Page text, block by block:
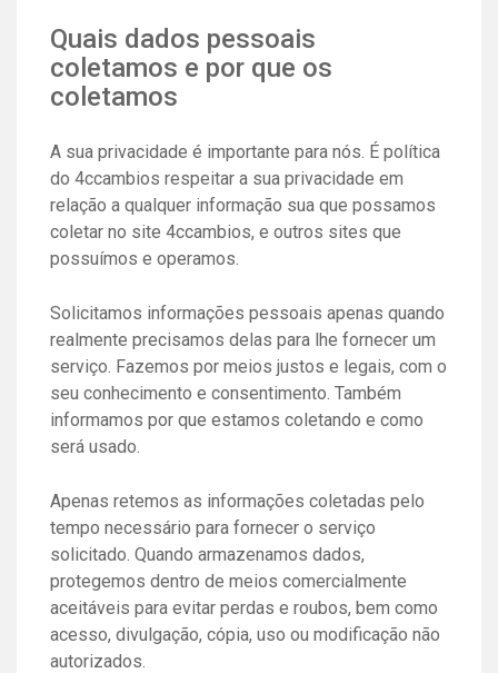
Quais dados pessoais
coletamos e por que os
coletamos
A sua privacidade é importante para nós. É política
do 4ccambios respeitar a sua privacidade em
relação a qualquer informação sua que possamos
coletar no site 4ccambios, e outros sites que
possuímos e operamos.
Solicitamos informações pessoais apenas quando
realmente precisamos delas para lhe fornecer um
serviço. Fazemos por meios justos e legais, com o
seu conhecimento e consentimento. Também
informamos por que estamos coletando e como
será usado.
Apenas retemos as informações coletadas pelo
tempo necessário para fornecer o serviço
solicitado. Quando armazenamos dados,
protegemos dentro de meios comercialmente
aceitáveis ​​para evitar perdas e roubos, bem como
acesso, divulgação, cópia, uso ou modificação não
autorizados.